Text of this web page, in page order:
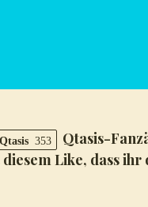
353
Qtasis-
Like, dass ihr